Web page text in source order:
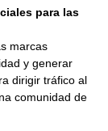
para las
marcas
y generar
dirigir tráfico al
comunidad de